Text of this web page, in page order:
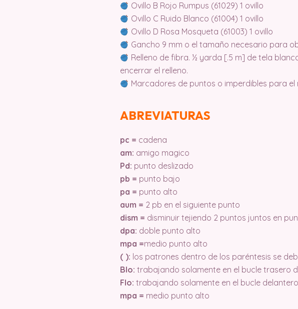
Ovillo B Rojo Rumpus (61029) 1 ovillo
Ovillo C Ruido Blanco (61004) 1 ovillo
Ovillo D Rosa Mosqueta (61003) 1 ovillo
Gancho 9 mm o el tamaño necesario para
Relleno de fibra. ½ yarda [.5 m] de tela
encerrar el relleno.
Marcadores de puntos o imperdibles para el
ABREVIATURAS
pc = cadena
am: amigo magico
Pd: punto deslizado
pb = punto bajo
pa = punto alto
aum = 2 pb en el siguiente punto
dism = disminuir tejiendo 2 puntos juntos en
dpa: doble punto alto
mpa =medio punto alto
( ): los patrones dentro de los paréntesis se
Blo: trabajando solamente en el bucle trasero
Flo: trabajando solamente en el bucle
mpa = medio punto alto